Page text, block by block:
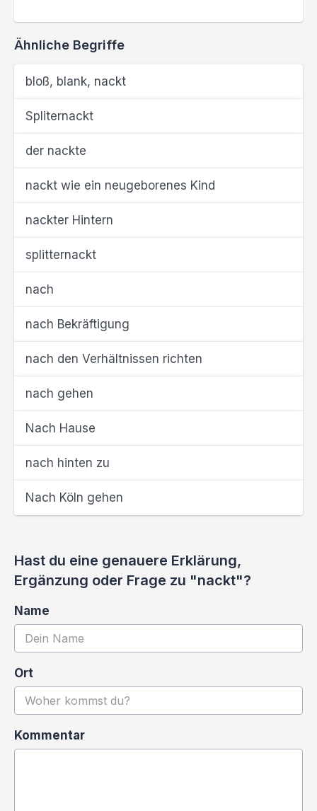
Ähnliche Begriffe
bloß, blank, nackt
Spliternackt
der nackte
nackt wie ein neugeborenes Kind
nackter Hintern
splitternackt
nach
nach Bekräftigung
nach den Verhältnissen richten
nach gehen
Nach Hause
nach hinten zu
Nach Köln gehen
Hast du eine genauere Erklärung,
Ergänzung oder Frage zu "nackt"?
Name
Ort
Kommentar